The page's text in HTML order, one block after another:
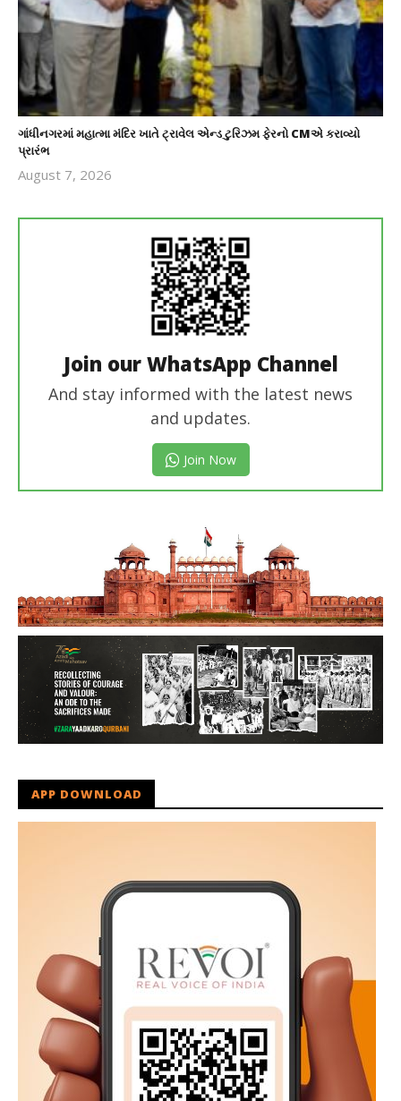
ગાંધીનગરમાં મહાત્મા મંદિર ખાતે ટ્રાવેલ એન્ડ ટુરિઝમ ફેરનો CMએ કરાવ્યો
પ્રારંભ
August 7, 2026
Join our WhatsApp Channel
And stay informed with the latest news
and updates.
Join Now
APP DOWNLOAD